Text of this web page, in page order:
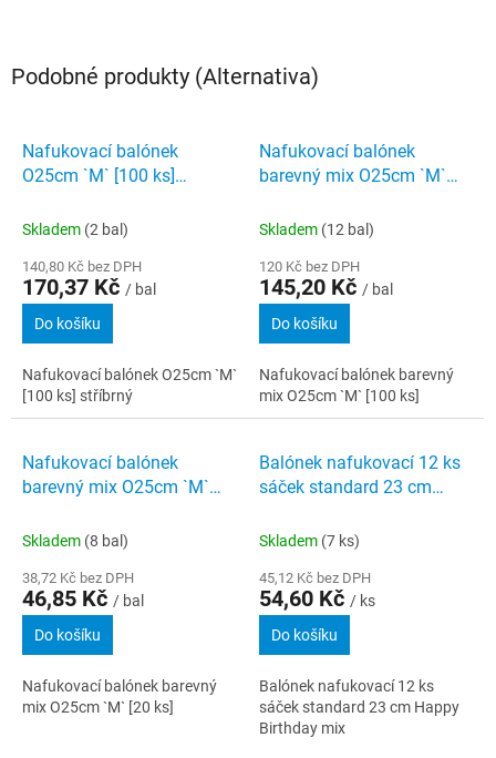
Podobné produkty (Alternativa)
Nafukovací balónek
O25cm `M` [100 ks]
Skladem (2 bal)
140,80 Kč bez DPH
170,37 Kč / bal
Do košíku
Nafukovací balónek O25cm `M`
[100 ks] stříbrný
Nafukovací balónek
barevný mix O25cm `M`
Skladem (12 bal)
120 Kč bez DPH
145,20 Kč / bal
Do košíku
Nafukovací balónek barevný
mix O25cm `M` [100 ks]
Nafukovací balónek
barevný mix O25cm `M`
Skladem (8 bal)
38,72 Kč bez DPH
46,85 Kč / bal
Do košíku
Nafukovací balónek barevný
mix O25cm `M` [20 ks]
Balónek nafukovací 12 ks
sáček standard 23 cm
Skladem (7 ks)
45,12 Kč bez DPH
54,60 Kč / ks
Do košíku
Balónek nafukovací 12 ks
sáček standard 23 cm Happy
Birthday mix